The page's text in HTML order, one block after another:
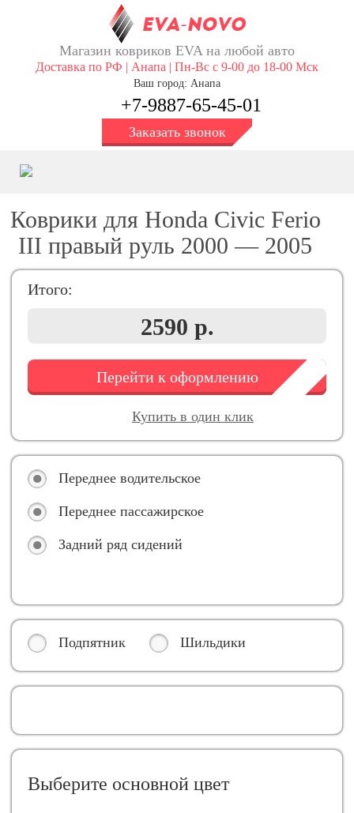
Магазин ковриков EVA ​на любой авто
Доставка по РФ | Анапа | Пн-Вс с 9-00 до 18-00 Мск
Ваш город: Анапа
+7-9887-65-45-01
Заказать звонок
Коврики для Honda Civic Ferio
III правый руль 2000 — 2005
Итого:
2590 р.
Перейти к оформлению
Купить в один клик
Переднее водительское
Переднее пассажирское
Задний ряд сидений
Подпятник Шильдики
Выберите oсновной цвет